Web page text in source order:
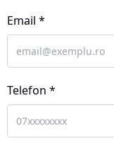
Email *
Telefon *